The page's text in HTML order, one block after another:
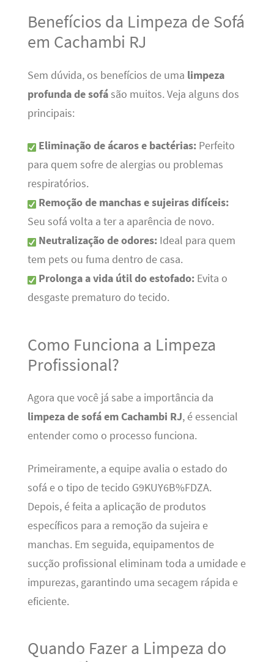
Benefícios da Limpeza de Sofá
em Cachambi RJ
Sem dúvida, os benefícios de uma limpeza
profunda de sofásão muitos. Veja alguns dos
principais:
Eliminação de ácaros e bactérias:Perfeito
para quem sofre de alergias ou problemas
respiratórios.
Remoção de manchas e sujeiras difíceis:
Seu sofá volta a ter a aparência de novo.
Neutralização de odores:Ideal para quem
tem pets ou fuma dentro de casa.
Prolonga a vida útil do estofado:Evita o
desgaste prematuro do tecido.
Como Funciona a Limpeza
Profissional?
Agora que você já sabe a importância da
limpeza de sofá em Cachambi RJ, é essencial
entender como o processo funciona.
Primeiramente, a equipe avalia o estado do
sofá e o tipo de tecido G9KUY6B%FDZA.
Depois, é feita a aplicação de produtos
específicos para a remoção da sujeira e
manchas. Em seguida, equipamentos de
sucção profissional eliminam toda a umidade e
impurezas, garantindo uma secagem rápida e
eficiente.
Quando Fazer a Limpeza do